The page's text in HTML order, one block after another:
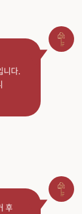
니다.
후